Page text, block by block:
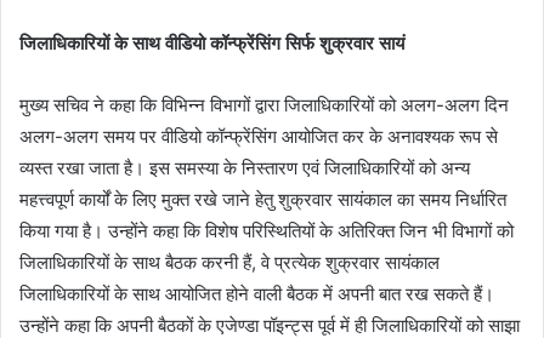
जिलाधिकारियों के साथ वीडियो कॉन्फ्रेंसिंग सिर्फ शुक्रवार सायं
मुख्य सचिव ने कहा कि विभिन्न विभागों द्वारा जिलाधिकारियों को अलग-अलग दिन
अलग-अलग समय पर वीडियो कॉन्फ्रेंसिंग आयोजित कर के अनावश्यक रूप से
व्यस्त रखा जाता है। इस समस्या के निस्तारण एवं जिलाधिकारियों को अन्य
महत्त्वपूर्ण कार्यों के लिए मुक्त रखे जाने हेतु शुक्रवार सायंकाल का समय निर्धारित
किया गया है। उन्होंने कहा कि विशेष परिस्थितियों के अतिरिक्त जिन भी विभागों को
जिलाधिकारियों के साथ बैठक करनी हैं, वे प्रत्येक शुक्रवार सायंकाल
जिलाधिकारियों के साथ आयोजित होने वाली बैठक में अपनी बात रख सकते हैं।
उन्होंने कहा कि अपनी बैठकों के एजेण्डा पॉइन्ट्स पूर्व में ही जिलाधिकारियों को साझा